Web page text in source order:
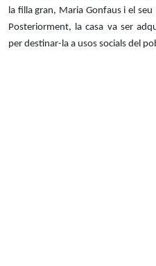
la filla gran, Maria Gonfaus i el
Posteriorment, la casa va ser
per destinar-la a usos socials del